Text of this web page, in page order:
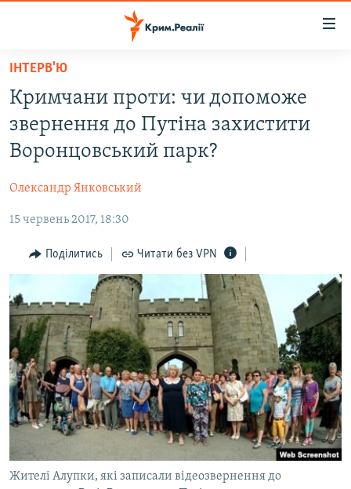
Перейти
основного
матеріалу
Перейти
до
основної
Перейти
пошуку
ВОДА.КРИМ
ВІДЕО ТА ФОТО
БЛОГИ
ПОГЛЯД
ІНТЕРВ'Ю
СПЕЦПРОЕКТИ
ДЕПОРТАЦІЯ
ВІДЕОУРОКИ «ELIFBE»
СВІДЧЕННЯ ОКУПАЦІЇ
УКРАЇНСЬКА ПРОБЛЕМА КРИМУ
ІНФОГРАФІКА
ЯК ОБІЙТИ БЛОКУВАННЯ
Русский
Qırımtatar
ІНТЕРВ'Ю
Кримчани проти: чи допоможе
звернення до Путіна захистити
Воронцовський парк?
Олександр Янковський
15 червень 2017, 18:30
Поділитись Читати без VPN
Жителі Алупки, які записали відеозвернення до